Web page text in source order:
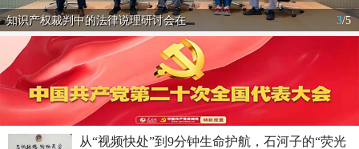
知识产权裁判中的法律说理研讨会在 3/5
从“视频快处”到9分钟生命护航，石河子的“荧光